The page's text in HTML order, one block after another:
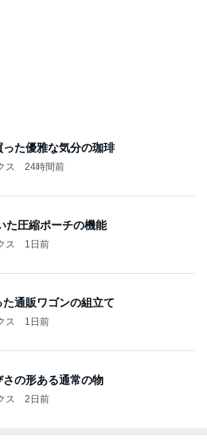
った優雅な気分の珈琲
ス 24時間前
た圧縮ポーチの機能
ス 1日前
通販ワゴンの組立て
ス 1日前
の形ある通常の物
ス 2日前